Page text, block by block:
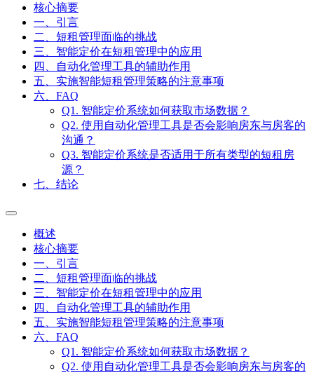
核心摘要
一、引言
二、短租管理面临的挑战
三、智能定价在短租管理中的应用
四、自动化管理工具的辅助作用
五、实施智能短租管理策略的注意事项
六、FAQ
Q1. 智能定价系统如何获取市场数据？
Q2. 使用自动化管理工具是否会影响房东与房客的
沟通？
Q3. 智能定价系统是否适用于所有类型的短租房
源？
七、结论
概述
核心摘要
一、引言
二、短租管理面临的挑战
三、智能定价在短租管理中的应用
四、自动化管理工具的辅助作用
五、实施智能短租管理策略的注意事项
六、FAQ
Q1. 智能定价系统如何获取市场数据？
Q2. 使用自动化管理工具是否会影响房东与房客的